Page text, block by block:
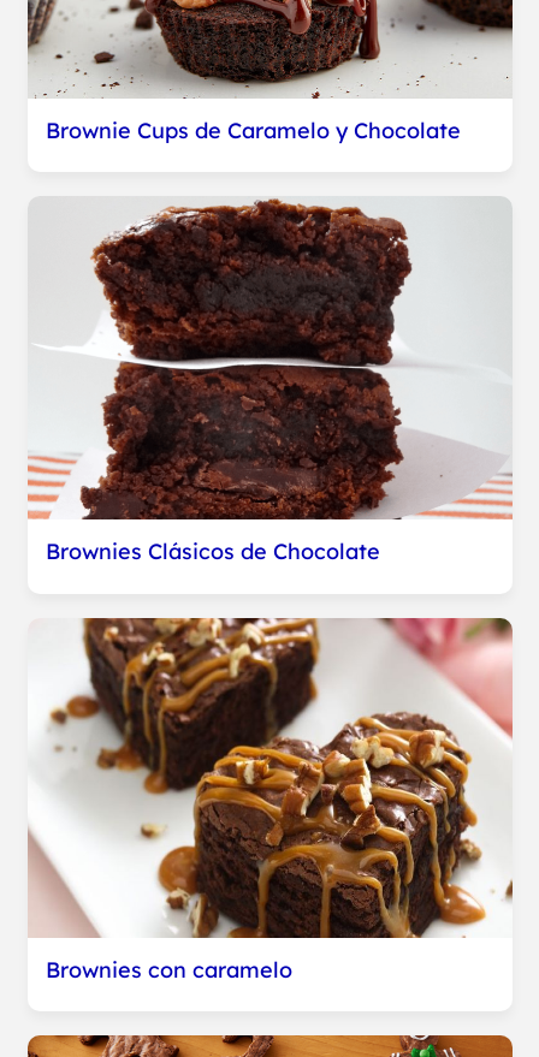
Brownie Cups de Caramelo y Chocolate
Brownies Clásicos de Chocolate
Brownies con caramelo